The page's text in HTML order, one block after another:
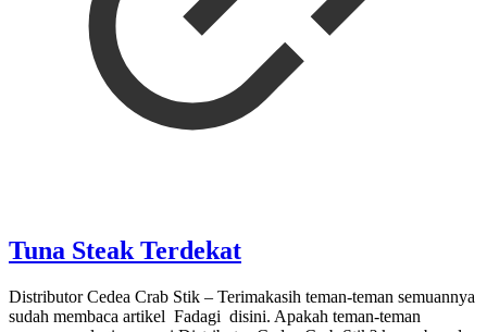
Tuna Steak Terdekat
Distributor Cedea Crab Stik – Terimakasih teman-teman semuannya
sudah membaca artikel Fadagi disini. Apakah teman-teman